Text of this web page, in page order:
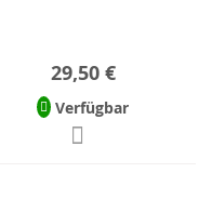
29,50 €
Verfügbar